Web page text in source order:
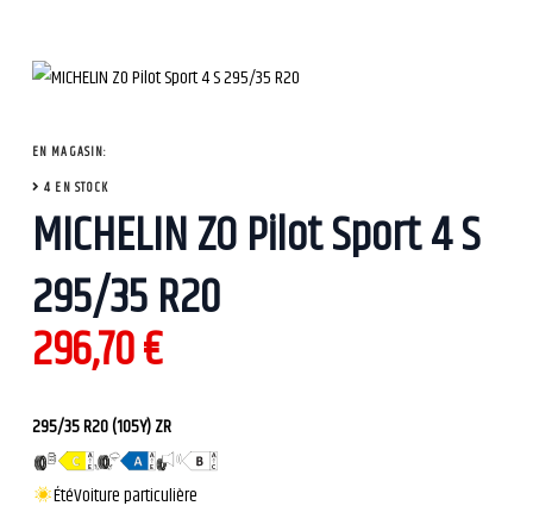
EN MAGASIN:
4 EN STOCK
MICHELIN ZO Pilot Sport 4 S
295/35 R20
296,70€
295/35 R20 (105Y) ZR
ÉtéVoiture particulière